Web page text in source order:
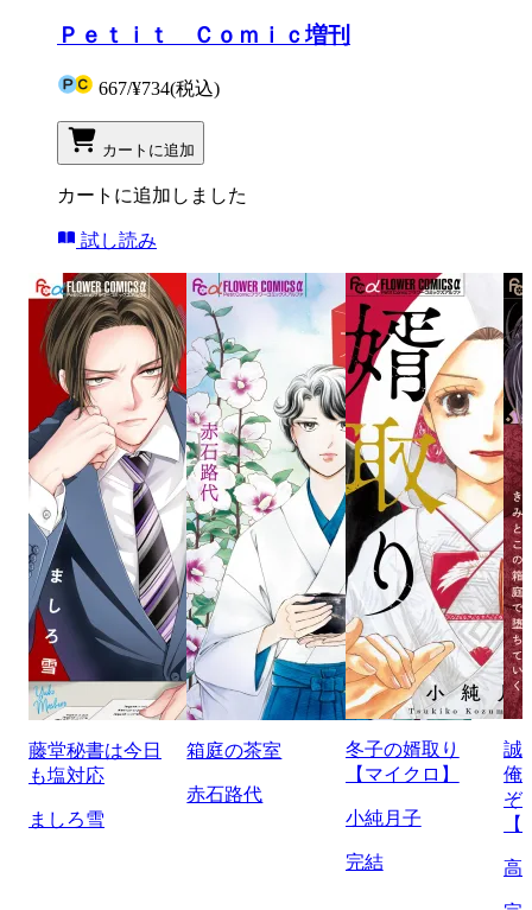
Ｐｅｔｉｔ Ｃｏｍｉｃ増刊
667/¥734(税込)
カートに追加
カートに追加しました
試し読み
藤堂秘書は今日
も塩対応
ましろ雪
箱庭の茶室
赤石路代
冬子の婿取り
【マイクロ】
小純月子
完結
誠
俺
ぞ
高